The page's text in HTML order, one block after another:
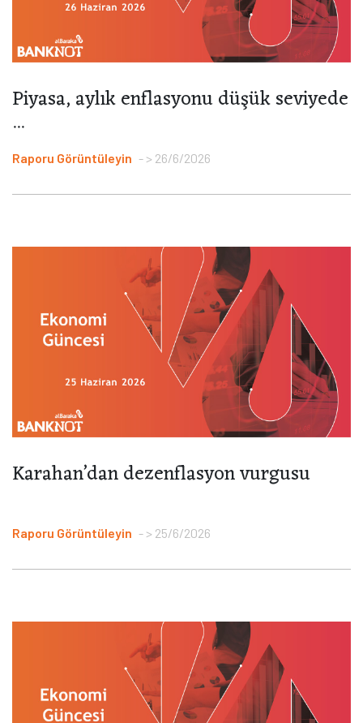
Piyasa, aylık enflasyonu düşük seviyede
...
Raporu Görüntüleyin > 26/6/2026
Karahan’dan dezenflasyon vurgusu
Raporu Görüntüleyin > 25/6/2026